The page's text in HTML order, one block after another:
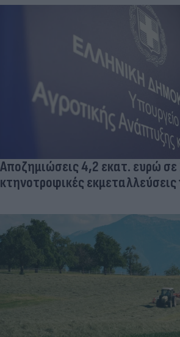
Αποζημιώσεις 4,2 εκατ. ευρώ σε
κτηνοτροφικές